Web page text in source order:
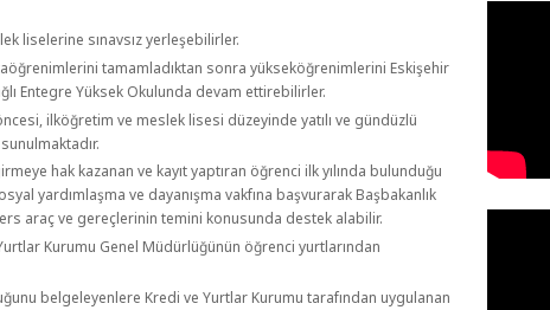
liselerine sınavsız yerleşebilirler.
tamamladıktan sonra yükseköğrenimlerini Eskişehir
Entegre Yüksek Okulunda devam ettirebilirler.
ilköğretim ve meslek lisesi düzeyinde yatılı ve gündüzlü
hak kazanan ve kayıt yaptıran öğrenci ilk yılında bulunduğu
yardımlaşma ve dayanışma vakfına başvurarak Başbakanlık
araç ve gereçlerinin temini konusunda destek alabilir.
Kurumu Genel Müdürlüğünün öğrenci yurtlarından
belgeleyenlere Kredi ve Yurtlar Kurumu tarafından uygulanan